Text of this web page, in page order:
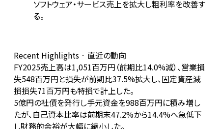
ソフトウェア・サービス売上を拡大し粗利率を改善す
る。
Recent Highlights · 直近の動向
FY2025売上高は1,051百万円（前期比14.0%減）、営業損
失548百万円と損失が前期比37.5%拡大し、固定資産減
損損失71百万円も特損で計上した。
5億円の社債を発行し手元資金を988百万円に積み増し
たが、自己資本比率は前期末47.2%から14.4%へ急低下
し財務的余裕が大幅に縮小した。